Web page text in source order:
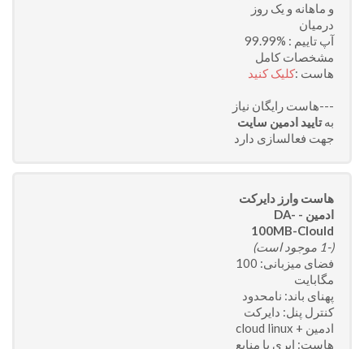
و ماهانه و یک روز
درمیان
آپ تاییم : %99.99
مشخصات کامل
هاست :کلیک کنید
---هاست رایگان نیاز
بهتایید ادمین سایت
جهت فعالسازی دارد
هاست وارز دایرکت
ادمین - DA-
100MB-Clould
(-1 موجود است)
فضای میزبانی: 100
مگابایت
پهنای باند: نامحدود
کنترل پنل: دایرکت
ادمین + cloud linux
هاست: ابری با منابع